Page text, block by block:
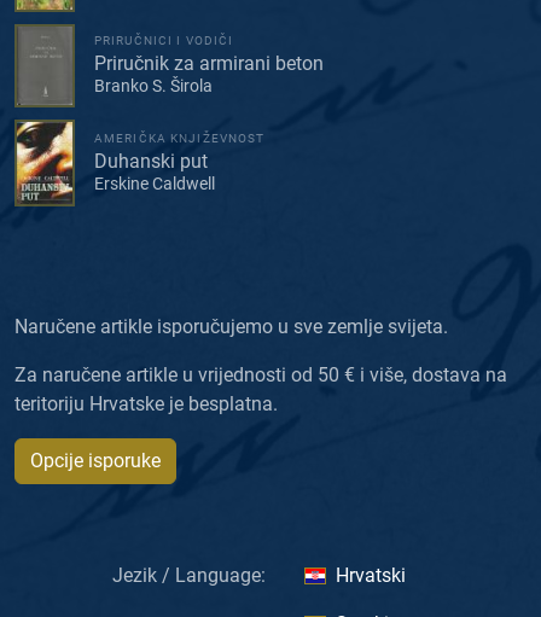
PRIRUČNICI I VODIČI
Priručnik za armirani beton
Branko S. Širola
AMERIČKA KNJIŽEVNOST
Duhanski put
Erskine Caldwell
Naručene artikle isporučujemo u sve zemlje svijeta.
Za naručene artikle u vrijednosti od 50 € i više, dostava na
teritoriju Hrvatske je besplatna.
Opcije isporuke
Jezik / Language: Hrvatski